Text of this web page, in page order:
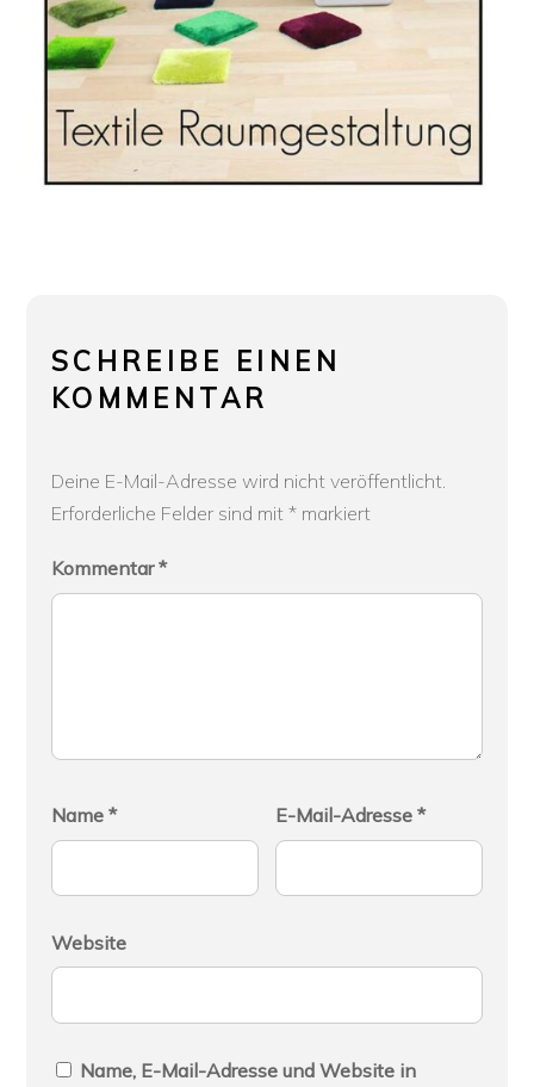
SCHREIBE EINEN
KOMMENTAR
Deine E-Mail-Adresse wird nicht veröffentlicht.
Erforderliche Felder sind mit *markiert
Kommentar*
Name * E-Mail-Adresse*
Website
Name, E-Mail-Adresse und Website in